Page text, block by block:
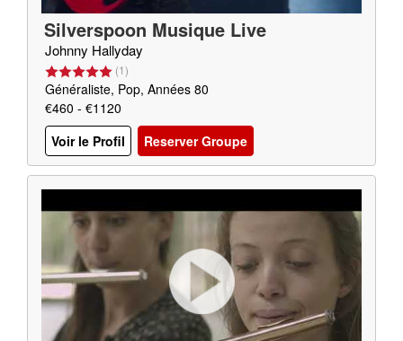
Silverspoon Musique Live
Johnny Hallyday
(1)
Généraliste, Pop, Années 80
€460 - €1120
Voir le Profil
Reserver Groupe